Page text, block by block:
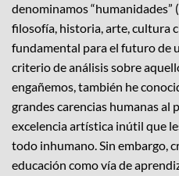
denominamos “humanidades”
filosofía, historia, arte, cultura
fundamental para el futuro de
criterio de análisis sobre
engañemos, también he
grandes carencias humanas al
excelencia artística inútil que
todo inhumano. Sin embargo,
educación como vía de